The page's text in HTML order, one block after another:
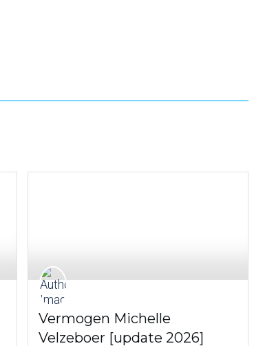
Vermogen Michelle
Velzeboer [update 2026]